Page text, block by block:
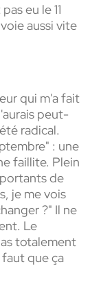
eu le 11
aussi vite
qui m'a fait
peut-
radical.
: une
faillite. Plein
de
je me vois
?" Il ne
Le
totalement
que ça